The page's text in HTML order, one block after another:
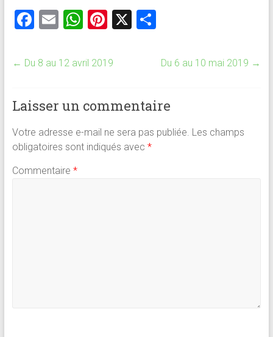
F
ce
o
ok
E
ai
W
at
A
p
p
Pi
er
t
X P
ta
er
← Du 8 au 12 avril 2019 Du 6 au 10 mai 2019 →
Laisser un commentaire
Votre adresse e-mail ne sera pas publiée. Les champs
obligatoires sont indiqués avec *
Commentaire *